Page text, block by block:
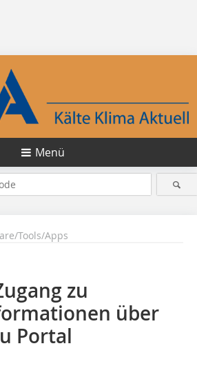
Menü
Tools/Apps
zu
über
Portal